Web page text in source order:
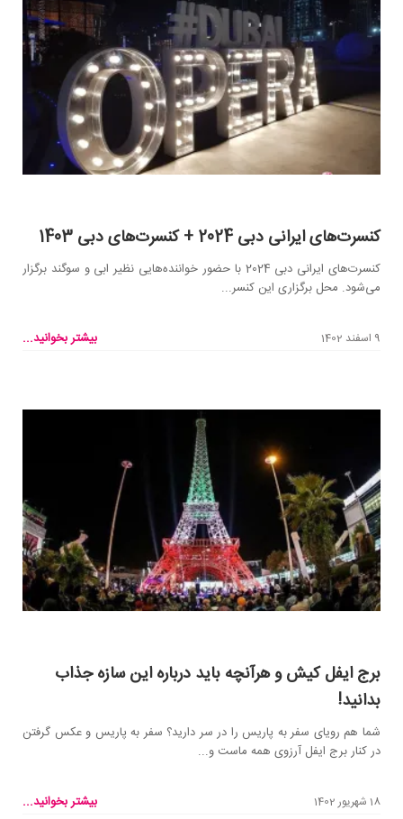
کنسرت‌های ایرانی دبی 2024 + کنسرت‌های دبی 1403
کنسرت‌‌های ایرانی دبی 2024 با حضور خواننده‌هایی نظیر ابی و سوگند برگزار
می‌شود. محل برگزاری این کنسر...
9 اسفند 1402 بیشتر بخوانید...
برج ایفل کیش و هرآنچه باید درباره این سازه جذاب
بدانید!
شما هم رویای سفر به پاریس را در سر دارید؟ سفر به پاریس و عکس گرفتن
در کنار برج ایفل آرزوی همه ماست و...
18 شهریور 1402 بیشتر بخوانید...